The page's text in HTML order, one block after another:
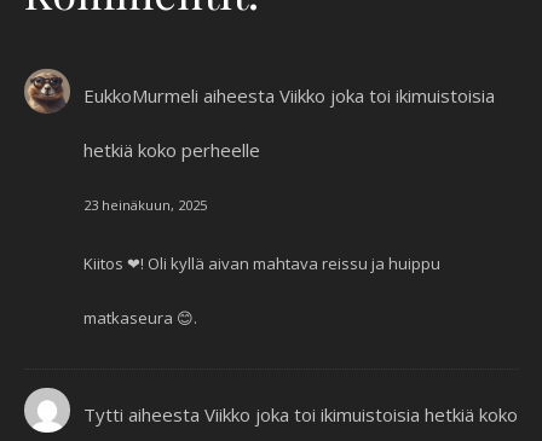
EukkoMurmeli aiheesta Viikko joka toi ikimuistoisia
hetkiä koko perheelle
23 heinäkuun, 2025
Kiitos ❤! Oli kyllä aivan mahtava reissu ja huippu
matkaseura 😊.
Tytti aiheesta Viikko joka toi ikimuistoisia hetkiä koko